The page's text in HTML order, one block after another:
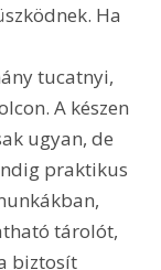
Ha
tucatnyi,
A készen
ugyan, de
praktikus
tárolót,
biztosít